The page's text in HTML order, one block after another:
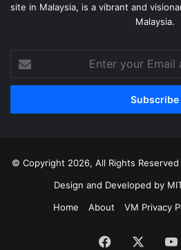
site in Malaysia, is a vibrant and
Malaysia.
your
Email
© Copyright 2026, All Rights
Design and Developed by
Home
About VM Privacy
Facebook